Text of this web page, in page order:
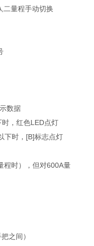
二量程手动切换
示数据
，红色LED点灯
，[B]标志点灯
时），但对600A量
之间）